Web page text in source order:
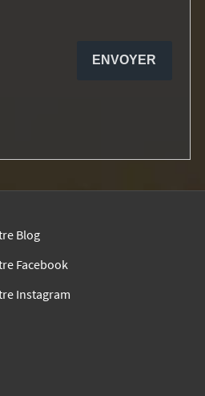
Blog
Facebook
Instagram